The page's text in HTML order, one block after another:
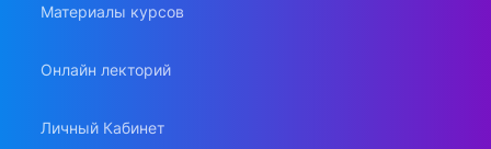
Материалы курсов
Онлайн лекторий
Личный Кабинет